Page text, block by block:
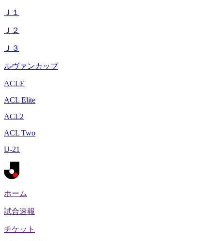
Ｊ１
Ｊ２
Ｊ３
ルヴァンカップ
ACLE
ACL Elite
ACL2
ACL Two
U-21
ホーム
試合速報
チケット